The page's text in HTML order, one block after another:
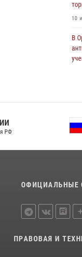
31
10
В
16
РФ
ОФИЦИАЛЬНЫЕ
ПРАВОВАЯ И